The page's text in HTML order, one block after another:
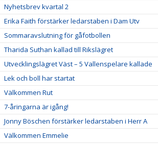
Nyhetsbrev kvartal 2
Erika Faith förstärker ledarstaben i Dam Utv
Sommaravslutning för gåfotbollen
Tharida Suthan kallad till Rikslägret
Utvecklingslägret Väst – 5 Vallenspelare kallade
Lek och boll har startat
Välkommen Rut
7-åringarna är igång!
Jonny Böschen förstärker ledarstaben i Herr A
Välkommen Emmelie